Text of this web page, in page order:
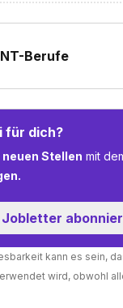
Berufe
für dich?
neuen Stellen mit
Jobletter
kann es sein,
wird, obwohl